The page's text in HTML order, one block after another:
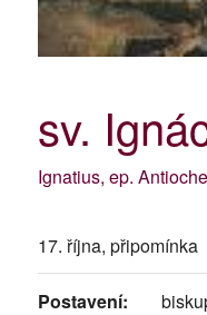
sv.
Ignatius, ep.
17. října, připomínka
Postavení: